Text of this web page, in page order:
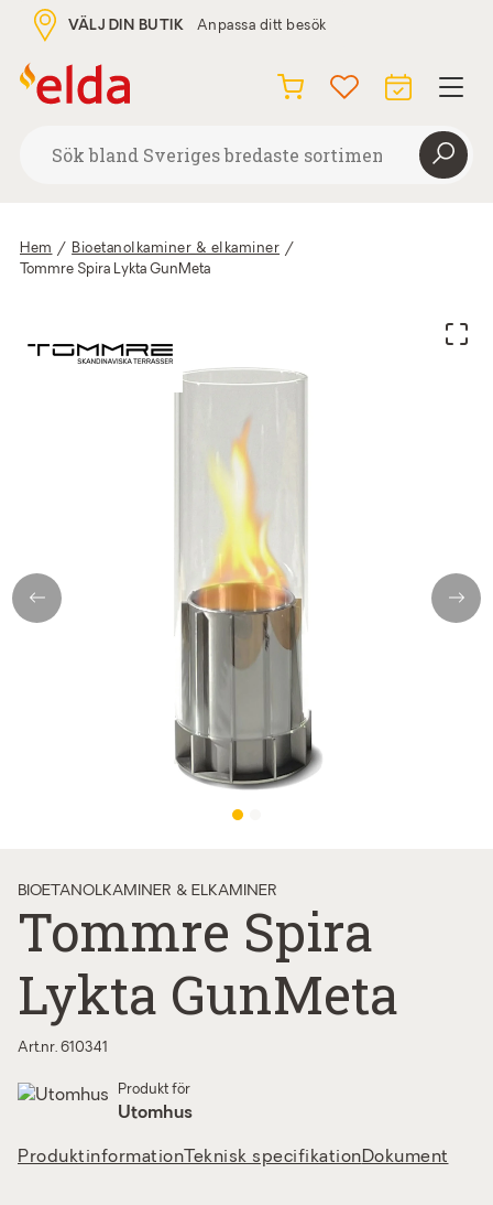
VÄLJ DIN BUTIK Anpassa ditt besök
Hem / Bioetanolkaminer & elkaminer /
Tommre Spira Lykta GunMeta
Previous Next
BIOETANOLKAMINER & ELKAMINER
Tommre Spira
Lykta GunMeta
Art.nr. 610341
Produkt för
Utomhus
Produktinformation Teknisk specifikationDokument